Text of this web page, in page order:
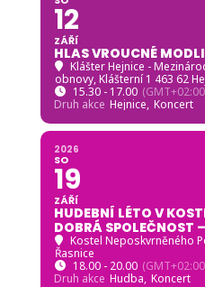
12
ZÁŘÍ
HLAS VROUCNÉ
Klášter Hejnice -
obnovy, Klášterní 1 463 62
15.30 - 17.00
Druh akce Hejnice, Koncert
2026
SO
19
ZÁŘÍ
HUDEBNÍ LÉTO V
DOBRÁ SPOLEČNOST
Kostel Neposkvrněného
Řasnice
18.00 - 20.00
Druh akce Hudba, Koncert